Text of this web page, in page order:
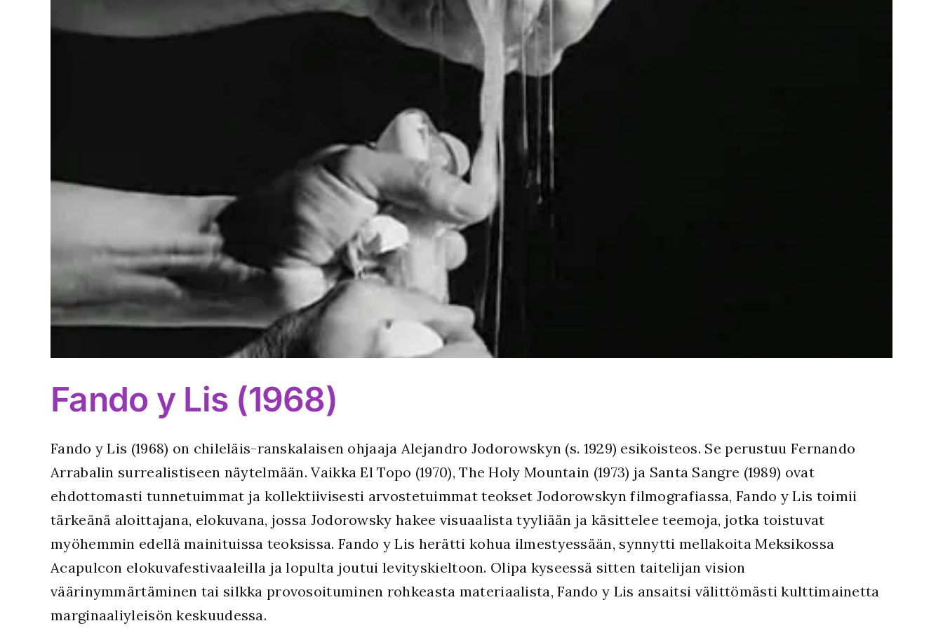
Fando y Lis (1968)
Fando y Lis (1968) on chileläis-ranskalaisen ohjaaja Alejandro Jodorowskyn (s. 1929) esikoisteos. Se perustuu Fernando
Arrabalin surrealistiseen näytelmään. Vaikka El Topo (1970), The Holy Mountain (1973) ja Santa Sangre (1989) ovat
ehdottomasti tunnetuimmat ja kollektiivisesti arvostetuimmat teokset Jodorowskyn filmografiassa, Fando y Lis toimii
tärkeänä aloittajana, elokuvana, jossa Jodorowsky hakee visuaalista tyyliään ja käsittelee teemoja, jotka toistuvat
myöhemmin edellä mainituissa teoksissa. Fando y Lis herätti kohua ilmestyessään, synnytti mellakoita Meksikossa
Acapulcon elokuvafestivaaleilla ja lopulta joutui levityskieltoon. Olipa kyseessä sitten taitelijan vision
väärinymmärtäminen tai silkka provosoituminen rohkeasta materiaalista, Fando y Lis ansaitsi välittömästi kulttimainetta
marginaaliyleisön keskuudessa.